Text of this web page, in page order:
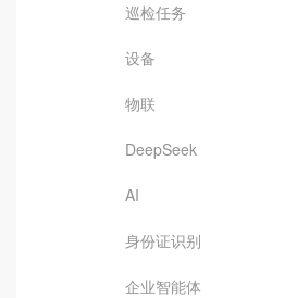
巡检任务
设备
物联
DeepSeek
AI
身份证识别
企业智能体